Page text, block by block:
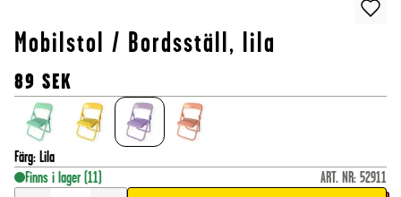
Mobilstol / Bordsställ, lila
89 SEK
Färg: Lila
Finns i lager (11) ART. NR: 52911